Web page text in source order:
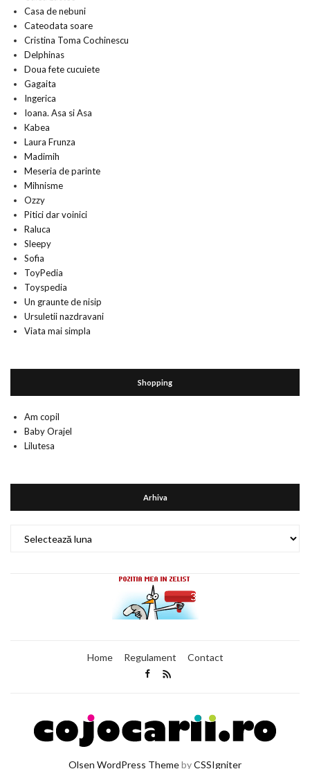
Casa de nebuni
Cateodata soare
Cristina Toma Cochinescu
Delphinas
Doua fete cucuiete
Gagaita
Ingerica
Ioana. Asa si Asa
Kabea
Laura Frunza
Madimih
Meseria de parinte
Mihnisme
Ozzy
Pitici dar voinici
Raluca
Sleepy
Sofia
ToyPedia
Toyspedia
Un graunte de nisip
Ursuletii nazdravani
Viata mai simpla
Shopping
Am copil
Baby Orajel
Lilutesa
Arhiva
Home Regulament Contact
Olsen WordPress ThemebyCSSIgniter